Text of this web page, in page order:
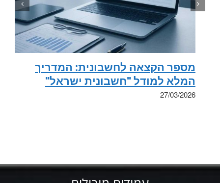
מספר הקצאה לחשבונית: המדריך
המלא למודל "חשבונית ישראל"
27/03/2026